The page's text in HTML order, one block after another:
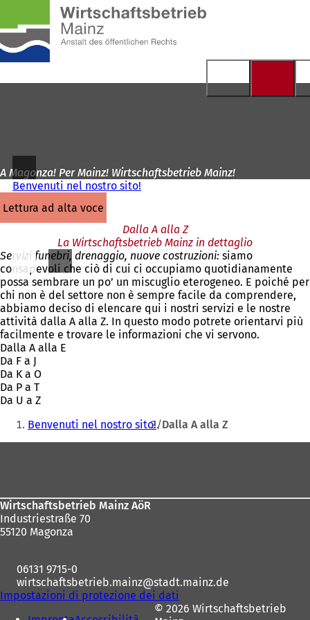
Vai al contenuto
iniziale
A Magonza! Per Mainz! Wirtschaftsbetrieb Mainz!
Benvenuti nel nostro sito!
lettura ad alta voce
Dalla A alla Z
La Wirtschaftsbetrieb Mainz in dettaglio
Servizi funebri, drenaggio, nuove costruzioni: siamo
consapevoli che ciò di cui ci occupiamo quotidianamente
possa sembrare un po’ un miscuglio eterogeneo. E poiché per
chi non è del settore non è sempre facile da comprendere,
abbiamo deciso di elencare qui i nostri servizi e le nostre
attività dalla A alla Z. In questo modo potrete orientarvi più
facilmente e trovare le informazioni che vi servono.
Dalla A alla E
Da F a J
Da K a O
Da P a T
Da U a Z
Siete
qui:
Benvenuti nel nostro sito! Dalla A alla Z
Wirtschaftsbetrieb Mainz AöR
Industriestraße 70
55120 Magonza
06131 9715-0
wirtschaftsbetrieb.mainz
stadt.mainz de
Impostazioni di protezione dei dati
© 2026 Wirtschaftsbetrieb